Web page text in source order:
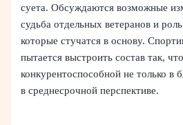
суета. Обсуждаются возможные
судьба отдельных ветеранов и
которые стучатся в основу.
пытается выстроить состав так,
конкурентоспособной не только в
в среднесрочной перспективе.